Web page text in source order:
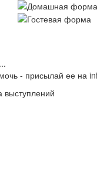
- присылай ее на
выступлений